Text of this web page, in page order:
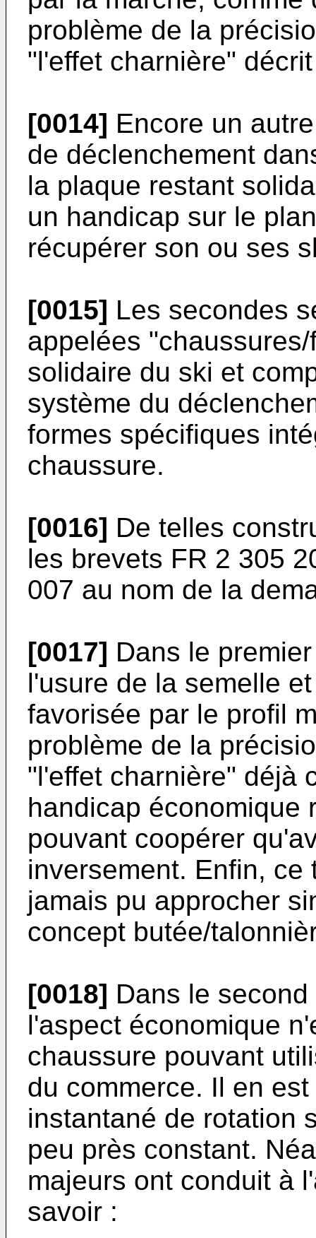
problème de la
"l'effet charnière"
[0014] Encore un
de déclenchement
la plaque restant
un handicap sur le
récupérer son ou ses
[0015] Les secondes
appelées
solidaire du ski et
système du
formes spécifiques
chaussure.
[0016] De telles
les brevets FR 2 305
007 au nom de la
[0017] Dans le
l'usure de la semelle
favorisée par le profil
problème de la
"l'effet charnière" déjà
handicap économique
pouvant coopérer
inversement. Enfin, ce
jamais pu approcher
concept butée/
[0018] Dans le
l'aspect économique
chaussure pouvant
du commerce. Il en
instantané de rotation
peu près constant.
majeurs ont conduit à
savoir :